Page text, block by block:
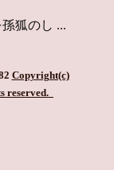
狐のし ...
Copyright(c)
reserved.